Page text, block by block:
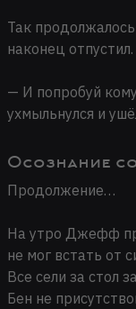
Так
наконец
— И попробуй
ухмыльнулся и
Осознание
Продолжение…
На утро Джефф
не мог встать от
Все сели за стол
Бен не